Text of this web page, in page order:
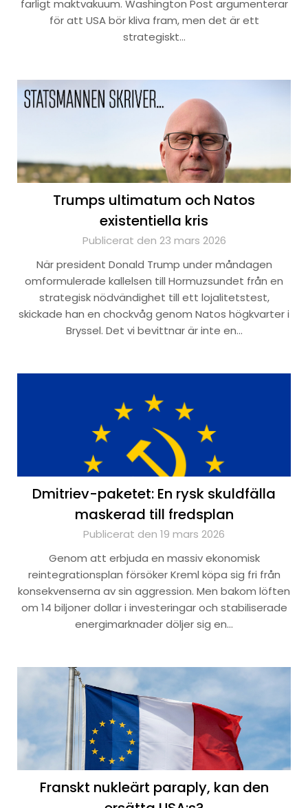
farligt maktvakuum. Washington Post argumenterar
för att USA bör kliva fram, men det är ett
strategiskt…
Trumps ultimatum och Natos
existentiella kris
Publicerat den 23 mars 2026
När president Donald Trump under måndagen
omformulerade kallelsen till Hormuzsundet från en
strategisk nödvändighet till ett lojalitetstest,
skickade han en chockvåg genom Natos högkvarter i
Bryssel. Det vi bevittnar är inte en…
Dmitriev-paketet: En rysk skuldfälla
maskerad till fredsplan
Publicerat den 19 mars 2026
Genom att erbjuda en massiv ekonomisk
reintegrationsplan försöker Kreml köpa sig fri från
konsekvenserna av sin aggression. Men bakom löften
om 14 biljoner dollar i investeringar och stabiliserade
energimarknader döljer sig en…
Franskt nukleärt paraply, kan den